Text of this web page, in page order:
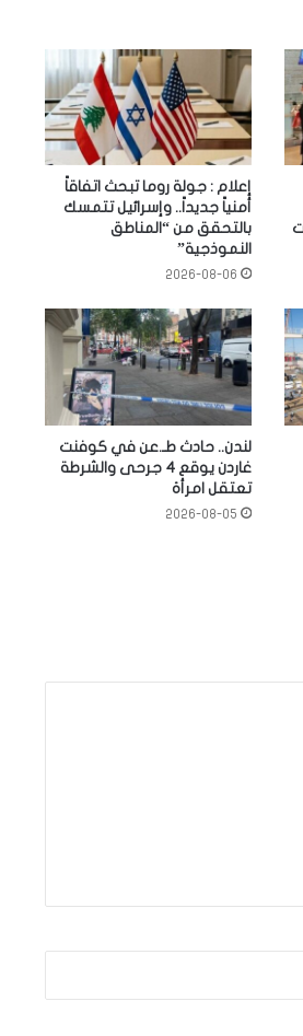
إعلام : جولة روما تبحث اتفاقاً
أمنياً جديداً.. وإسرائيل تتمسك
بالتحقق من “المناطق
النموذجية”
2026-08-06
لندن.. حادث طـ.عن في كوفنت
غاردن يوقع 4 جرحى والشرطة
تعتقل امرأة
2026-08-05